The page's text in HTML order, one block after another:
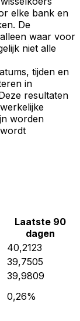
elke bank en
De
waar voor
niet alle
tijden en
in
resultaten
worden
Laatste 90
dagen
40,2123
39,7505
39,9809
0,26%